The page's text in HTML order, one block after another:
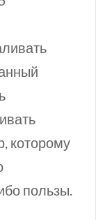
которому
пользы.